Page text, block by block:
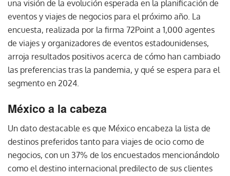
una visión de la evolución esperada en la planificación de
eventos y viajes de negocios para el próximo año. La
encuesta, realizada por la firma 72Point a 1,000 agentes
de viajes y organizadores de eventos estadounidenses,
arroja resultados positivos acerca de cómo han cambiado
las preferencias tras la pandemia, y qué se espera para el
segmento en 2024.
México a la cabeza
Un dato destacable es que México encabeza la lista de
destinos preferidos tanto para viajes de ocio como de
negocios, con un 37% de los encuestados mencionándolo
como el destino internacional predilecto de sus clientes